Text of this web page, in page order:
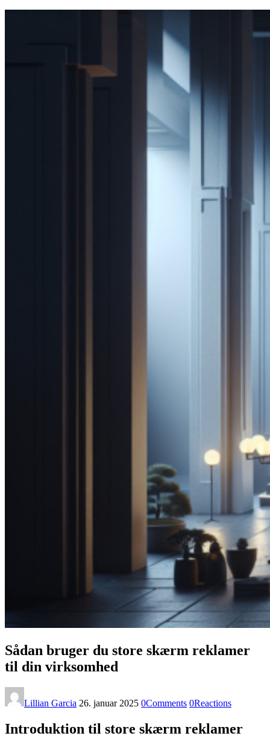
Sådan bruger du store skærm reklamer
til din virksomhed
Lillian Garcia 26. januar 2025 0Comments 0Reactions
Introduktion til store skærm reklamer